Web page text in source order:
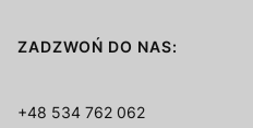
ZADZWOŃ DO NAS:
+48 534 762 062